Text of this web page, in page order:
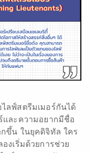
ลฟ์สตรีมเมอร์กันได้
และความอยากมีชื่อ
ขึ้น ในยุคดิจิทัล ใคร
งเริ่มด้วยการช่วย